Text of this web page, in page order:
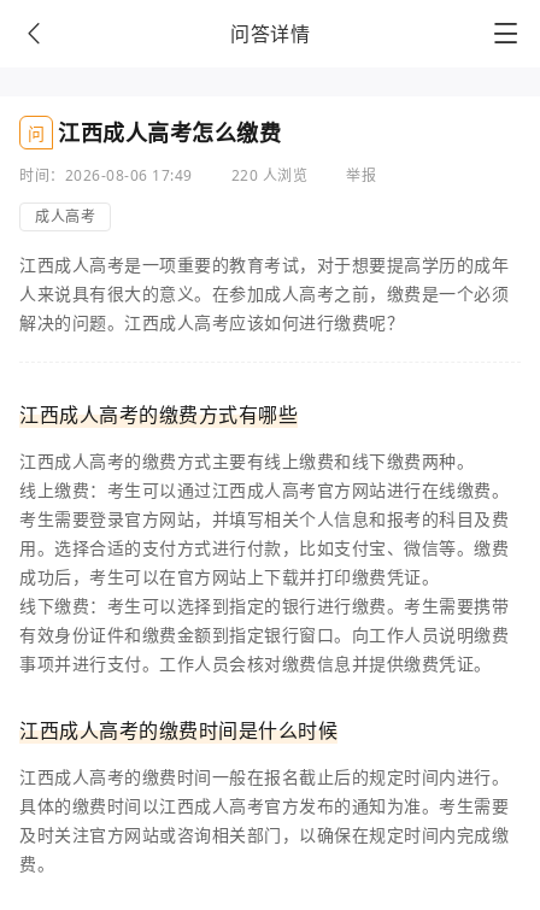
问答详情
问 江西成人高考怎么缴费
时间：2026-08-06 17:49 220 人浏览
举报
成人高考
江西成人高考是一项重要的教育考试，对于想要提高学历的成年
人来说具有很大的意义。在参加成人高考之前，缴费是一个必须
解决的问题。江西成人高考应该如何进行缴费呢？
江西成人高考的缴费方式有哪些
江西成人高考的缴费方式主要有线上缴费和线下缴费两种。
线上缴费：考生可以通过江西成人高考官方网站进行在线缴费。
考生需要登录官方网站，并填写相关个人信息和报考的科目及费
用。选择合适的支付方式进行付款，比如支付宝、微信等。缴费
成功后，考生可以在官方网站上下载并打印缴费凭证。
线下缴费：考生可以选择到指定的银行进行缴费。考生需要携带
有效身份证件和缴费金额到指定银行窗口。向工作人员说明缴费
事项并进行支付。工作人员会核对缴费信息并提供缴费凭证。
江西成人高考的缴费时间是什么时候
江西成人高考的缴费时间一般在报名截止后的规定时间内进行。
具体的缴费时间以江西成人高考官方发布的通知为准。考生需要
及时关注官方网站或咨询相关部门，以确保在规定时间内完成缴
费。